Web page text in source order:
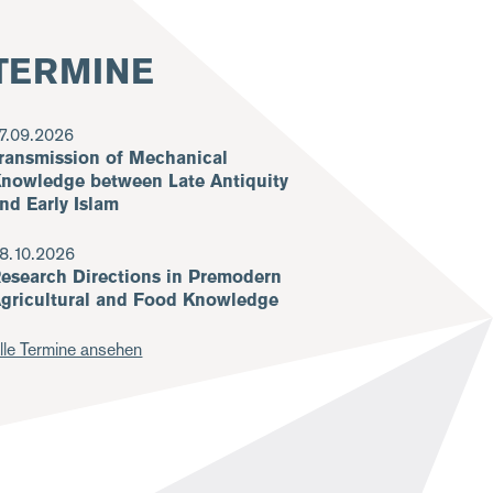
of Mechanical
between Late Antiquity
Early Islam
Directions in Premodern
and Food Knowledge
Termine ansehen